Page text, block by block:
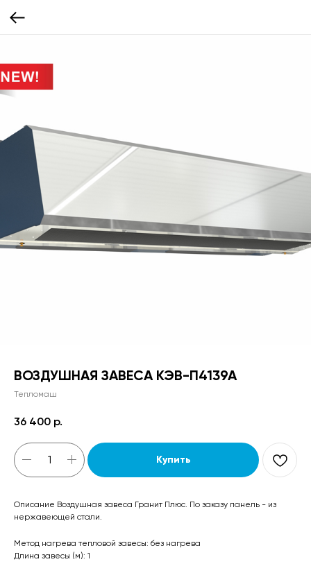
ВОЗДУШНАЯ ЗАВЕСА КЭВ-П4139А
Тепломаш
36 400 р.
Купить
Описание Воздушная завеса Гранит Плюс. По заказу панель - из
нержавеющей стали.
Метод нагрева тепловой завесы: без нагрева
Длина завесы (м): 1